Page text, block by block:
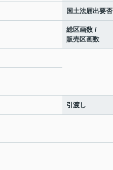
国土法届出要否
総区画数 /
販売区画数
引渡し